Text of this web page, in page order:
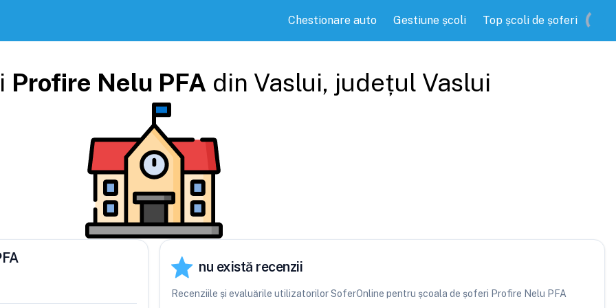
Chestionare auto Gestiune școli Top școli de șoferi
Profire Nelu PFA din Vaslui, județul Vaslui
nu există recenzii
Recenziile și evaluările utilizatorilor SoferOnline pentru școala de șoferi Profire Nelu PFA